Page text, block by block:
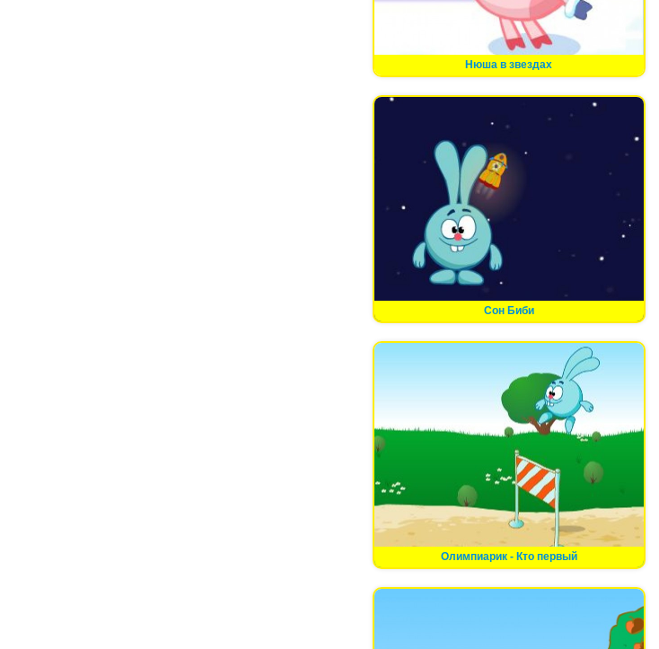
Нюша в звездах
Сон Биби
Олимпиарик - Кто первый